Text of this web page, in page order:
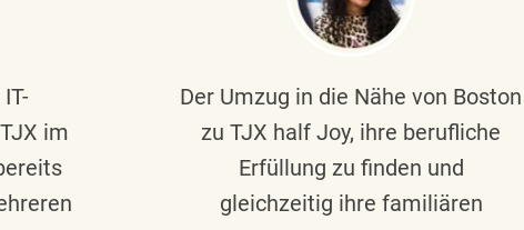
im
Der Umzug in die Nähe von Boston
zu TJX half Joy, ihre berufliche
Erfüllung zu finden und
gleichzeitig ihre familiären